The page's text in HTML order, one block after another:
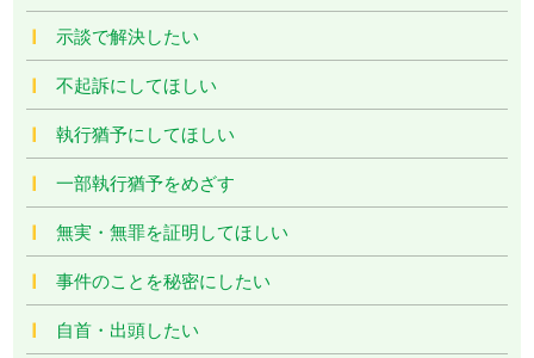
示談で解決したい
不起訴にしてほしい
執行猶予にしてほしい
一部執行猶予をめざす
無実・無罪を証明してほしい
事件のことを秘密にしたい
自首・出頭したい